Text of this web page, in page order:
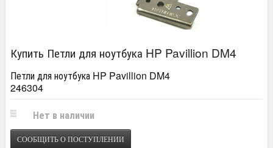
Купить Петли для ноутбука HP Pavillion DM4
Петли для ноутбука HP Pavillion DM4
246304
Нет в наличии
СООБЩИТЬ О ПОСТУПЛЕНИИ